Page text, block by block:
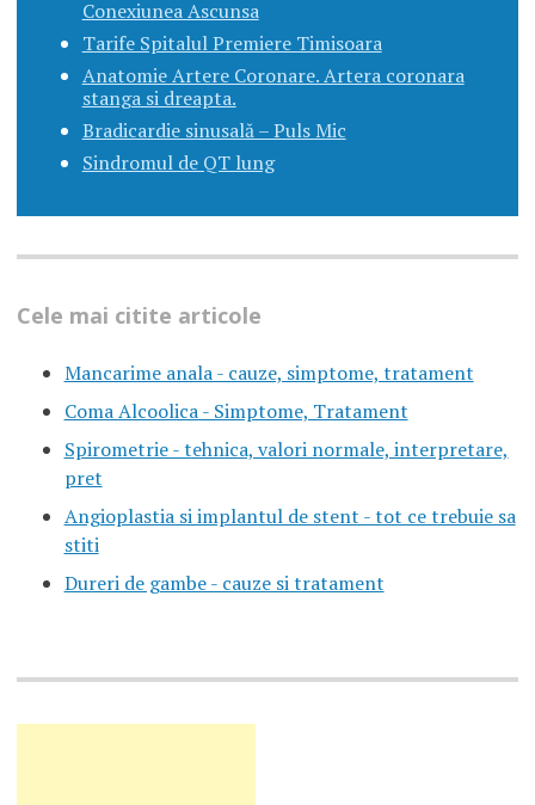
Conexiunea Ascunsa
Tarife Spitalul Premiere Timisoara
Anatomie Artere Coronare. Artera coronara
stanga si dreapta.
Bradicardie sinusală – Puls Mic
Sindromul de QT lung
Cele mai citite articole
Mancarime anala - cauze, simptome, tratament
Coma Alcoolica - Simptome, Tratament
Spirometrie - tehnica, valori normale, interpretare,
pret
Angioplastia si implantul de stent - tot ce trebuie sa
stiti
Dureri de gambe - cauze si tratament